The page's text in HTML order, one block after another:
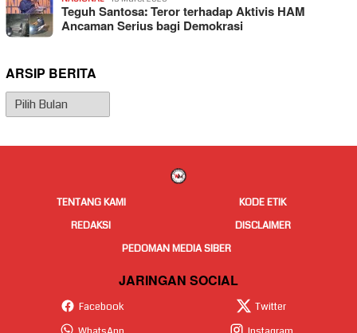
Teguh Santosa: Teror terhadap Aktivis HAM
Ancaman Serius bagi Demokrasi
ARSIP BERITA
Arsip
Berita
TENTANG KAMI
KODE ETIK
REDAKSI
DISCLAIMER
PEDOMAN MEDIA SIBER
JARINGAN SOCIAL
Facebook
Twitter